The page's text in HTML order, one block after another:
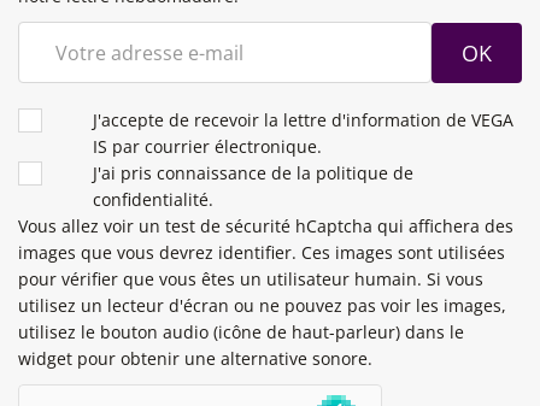
OK
CONDITIONS
J'accepte de recevoir la lettre d'information de VEGA
IS par courrier électronique.
J'ai pris connaissance de la politique de
confidentialité.
Vous allez voir un test de sécurité hCaptcha qui affichera des
images que vous devrez identifier. Ces images sont utilisées
pour vérifier que vous êtes un utilisateur humain. Si vous
utilisez un lecteur d'écran ou ne pouvez pas voir les images,
utilisez le bouton audio (icône de haut-parleur) dans le
widget pour obtenir une alternative sonore.